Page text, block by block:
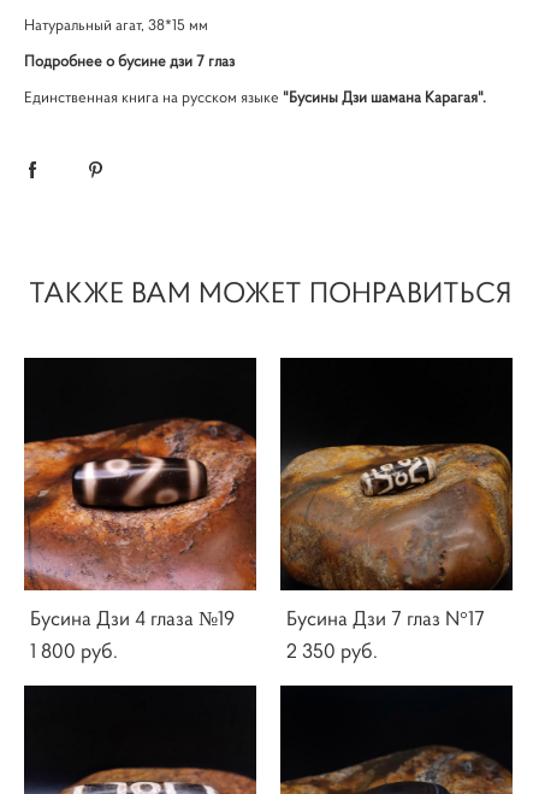
Натуральный агат, 38*15 мм
Подробнее о бусине дзи 7 глаз
Единственная книга на русском языке "Бусины Дзи шамана Карагая".
ТАКЖЕ ВАМ МОЖЕТ ПОНРАВИТЬСЯ
Бусина Дзи 4 глаза №19
1 800 pуб.
Бусина Дзи 7 глаз N°17
2 350 pуб.